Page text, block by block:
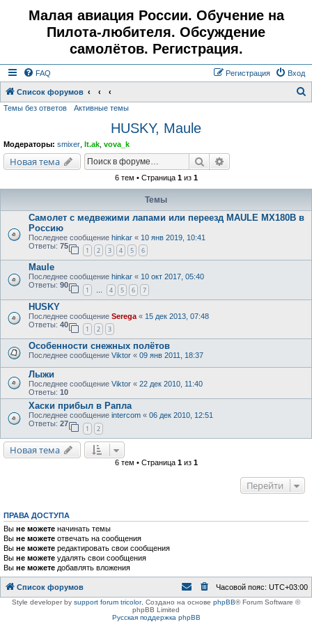
Малая авиация России. Обучение на
Пилота-любителя. Обсуждение
самолётов. Регистрация.
FAQ Вход
Регистрация
Список форумов
Темы без ответов Активные темы
HUSKY, Maule
Модераторы: smixer lt.ak vova_k
Новая тема Поиск
6 тем • Страница 1из 1
Темы
Самолет с медвежими лапами или переезд MAULE MX180B в
Россию
Последнее сообщение hinkar « 10 янв 2019, 10:41
Ответы: 75
1 2 3 4 5 6
Maule
Последнее сообщение hinkar « 10 окт 2017, 05:40
Ответы: 90
1 … 4 5 6 7
HUSKY
Последнее сообщение Serega « 15 дек 2013, 07:48
Ответы: 40
1 2 3
Особенности снежных полётов
Последнее сообщение Viktor « 09 янв 2011, 18:37
Лыжи
Последнее сообщение Viktor « 22 дек 2010, 11:40
Ответы: 10
Хаски прибыл в Рапла
Последнее сообщение intercom « 06 дек 2010, 12:51
Ответы: 27
1 2
Новая тема
6 тем • Страница 1из 1
Перейти
ПРАВА ДОСТУПА
Вы не можете начинать темы
Вы не можете отвечать на сообщения
Вы не можете редактировать свои сообщения
Вы не можете удалять свои сообщения
Вы не можете добавлять вложения
Список форумов Часовой пояс: UTC+03:00
Style developer by support forum tricolor, Создано на основе phpBB® Forum Software ©
phpBB Limited
Русская поддержка phpBB